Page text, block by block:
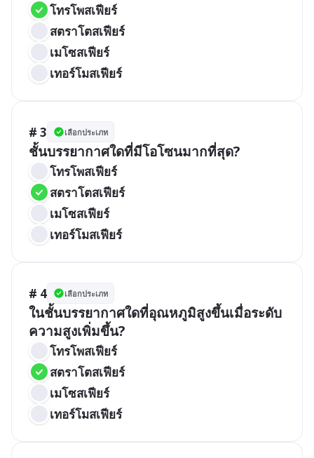
โทรโพสเฟียร์
สตราโตสเฟียร์
เมโซสเฟียร์
เทอร์โมสเฟียร์
# 3 เลือกประเภท
ชั้นบรรยากาศใดที่มีโอโซนมากที่สุด?
โทรโพสเฟียร์
สตราโตสเฟียร์
เมโซสเฟียร์
เทอร์โมสเฟียร์
# 4 เลือกประเภท
ในชั้นบรรยากาศใดที่อุณหภูมิสูงขึ้นเมื่อระดับ
ความสูงเพิ่มขึ้น?
โทรโพสเฟียร์
สตราโตสเฟียร์
เมโซสเฟียร์
เทอร์โมสเฟียร์